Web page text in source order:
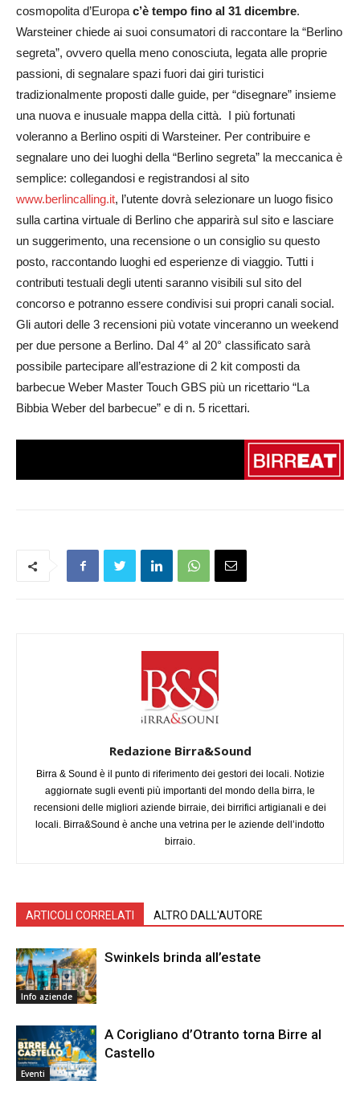
cosmopolita d’Europa c’è tempo fino al 31 dicembre.
Warsteiner chiede ai suoi consumatori di raccontare la “Berlino
segreta”, ovvero quella meno conosciuta, legata alle proprie
passioni, di segnalare spazi fuori dai giri turistici
tradizionalmente proposti dalle guide, per “disegnare” insieme
una nuova e inusuale mappa della città. I più fortunati
voleranno a Berlino ospiti di Warsteiner. Per contribuire e
segnalare uno dei luoghi della “Berlino segreta” la meccanica è
semplice: collegandosi e registrandosi al sito
www.berlincalling.it, l’utente dovrà selezionare un luogo fisico
sulla cartina virtuale di Berlino che apparirà sul sito e lasciare
un suggerimento, una recensione o un consiglio su questo
posto, raccontando luoghi ed esperienze di viaggio. Tutti i
contributi testuali degli utenti saranno visibili sul sito del
concorso e potranno essere condivisi sui propri canali social.
Gli autori delle 3 recensioni più votate vinceranno un weekend
per due persone a Berlino. Dal 4° al 20° classificato sarà
possibile partecipare all’estrazione di 2 kit composti da
barbecue Weber Master Touch GBS più un ricettario “La
Bibbia Weber del barbecue” e di n. 5 ricettari.
Redazione Birra&Sound
Birra & Sound è il punto di riferimento dei gestori dei locali. Notizie
aggiornate sugli eventi più importanti del mondo della birra, le
recensioni delle migliori aziende birraie, dei birrifici artigianali e dei
locali. Birra&Sound è anche una vetrina per le aziende dell’indotto
birraio.
ARTICOLI CORRELATI ALTRO DALL'AUTORE
Info aziende
Swinkels brinda all’estate
Eventi
A Corigliano d’Otranto torna Birre al
Castello